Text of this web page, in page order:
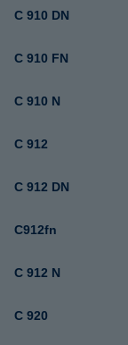
C 910 DN
C 910 FN
C 910 N
C 912
C 912 DN
C912fn
C 912 N
C 920